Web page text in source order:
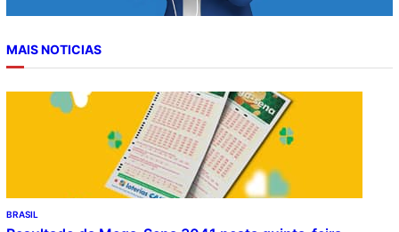
MAIS NOTICIAS
BRASIL